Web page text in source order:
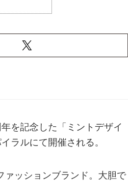
を記念した「ミントデザイ
ラルにて開催される。
ァッションブランド。大胆で